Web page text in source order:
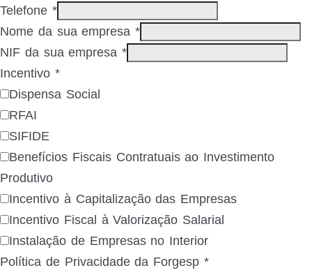
Telefone *
Nome da sua empresa*
NIF da sua empresa*
Incentivo *
Dispensa Social
RFAI
SIFIDE
Benefícios Fiscais Contratuais ao Investimento
Produtivo
Incentivo à Capitalização das Empresas
Incentivo Fiscal à Valorização Salarial
Instalação de Empresas no Interior
Política de Privacidade da Forgesp *